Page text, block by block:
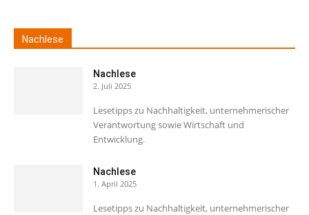
Nachlese
Nachlese
2. Juli 2025
Lesetipps zu Nachhaltigkeit, unternehmerischer
Verantwortung sowie Wirtschaft und
Entwicklung.
Nachlese
1. April 2025
Lesetipps zu Nachhaltigkeit, unternehmerischer